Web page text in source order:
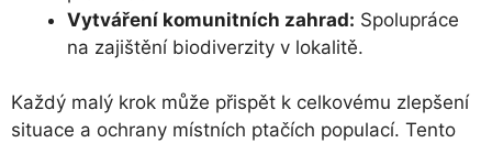
Vytváření komunitních zahrad: Spolupráce
na zajištění biodiverzity v lokalitě.
Každý malý krok může přispět k celkovému zlepšení
situace a ochrany místních ptačích populací. Tento